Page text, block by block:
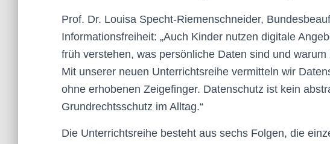
Prof. Dr. Louisa Specht-Riemenschneider,
Informationsfreiheit: Auch Kinder nutzen digitale
früh verstehen, was persönliche Daten sind und
Mit unserer neuen Unterrichtsreihe vermitteln wir
ohne erhobenen Zeigefinger. Datenschutz ist kein
Grundrechtsschutz im Alltag.
Die Unterrichtsreihe besteht aus sechs Folgen, die